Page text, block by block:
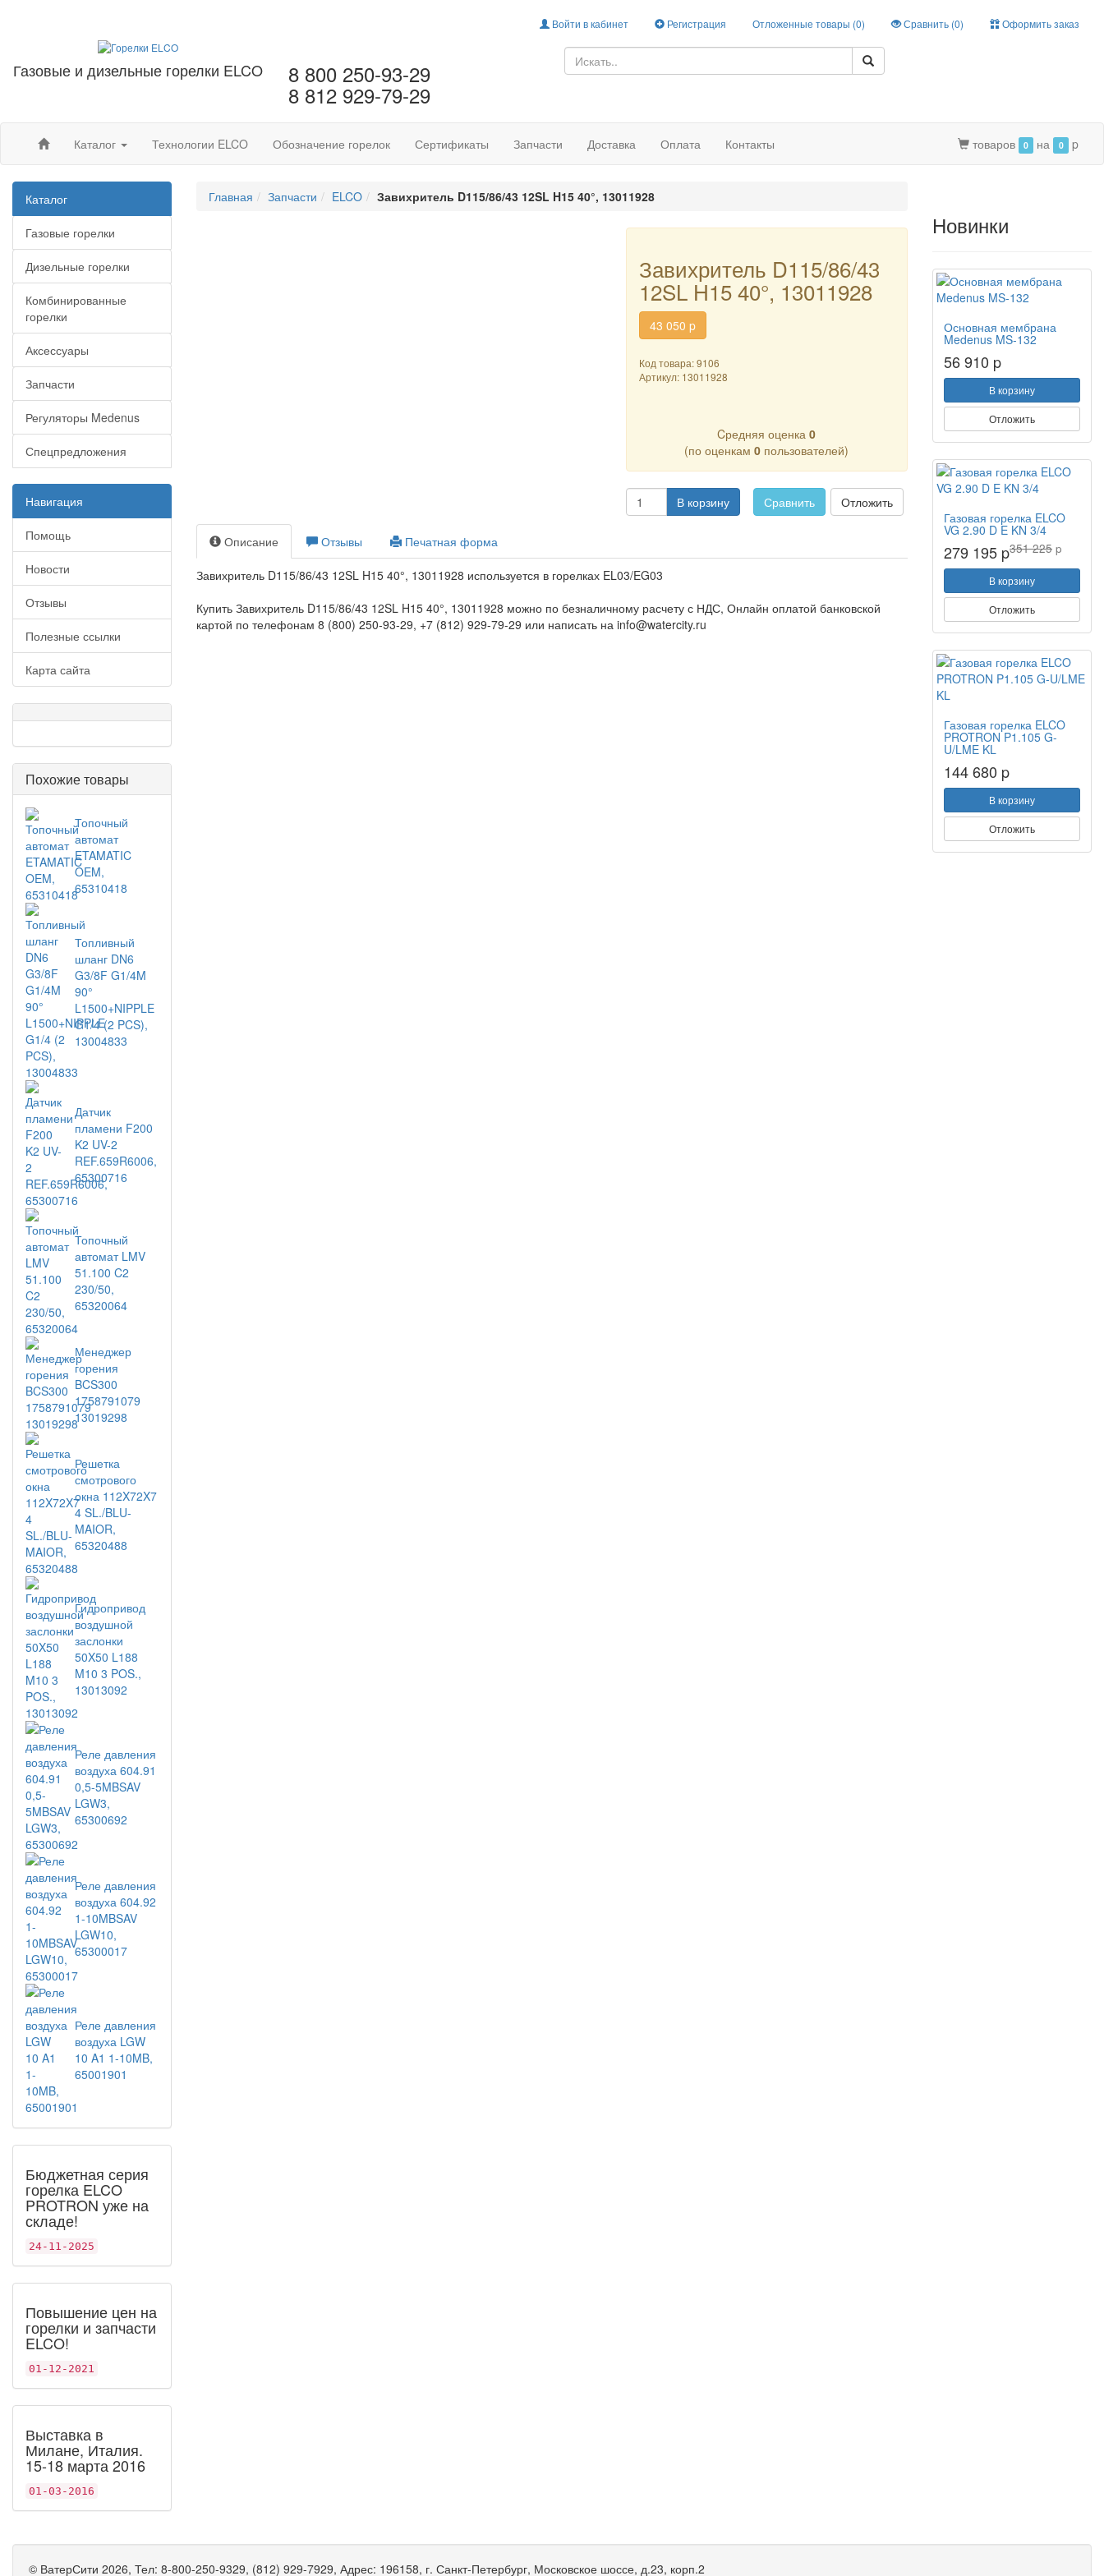
Газовые и дизельные горелки ELCO
Войти в кабинет Регистрация Отложенные товары (0) Сравнить (0) Оформить заказ
8 800 250-93-29
8 812 929-79-29
Каталог Технологии ELCO Обозначение горелок Сертификаты Запчасти Доставка Оплата Контакты товаров 0 на 0 p
Каталог
Газовые горелки
Дизельные горелки
Комбинированные
горелки
Аксессуары
Запчасти
Регуляторы Medenus
Спецпредложения
Навигация
Помощь
Новости
Отзывы
Полезные ссылки
Карта сайта
Похожие товары
Топочный
автомат
ETAMATIC
OEM,
65310418
Топливный
шланг DN6
G3/8F G1/4M
90°
L1500+NIPPLE
G1/4 (2 PCS),
13004833
Датчик
пламени F200
K2 UV-2
REF.659R6006,
65300716
Топочный
автомат LMV
51.100 C2
230/50,
65320064
Менеджер
горения
BCS300
1758791079
13019298
Решетка
смотрового
окна 112X72X7
4 SL./BLU-
MAIOR,
65320488
Гидропривод
воздушной
заслонки
50X50 L188
M10 3 POS.,
13013092
Реле давления
воздуха 604.91
0,5-5MBSAV
LGW3,
65300692
Реле давления
воздуха 604.92
1-10MBSAV
LGW10,
65300017
Реле давления
воздуха LGW
10 A1 1-10MB,
65001901
Бюджетная серия
горелка ELCO
PROTRON уже на
складе!
24-11-2025
Повышение цен на
горелки и запчасти
ELCO!
01-12-2021
Выставка в
Милане, Италия.
15-18 марта 2016
01-03-2016
Главная Запчасти ELCO Завихритель D115/86/43 12SL H15 40°, 13011928
Завихритель D115/86/43
12SL H15 40°, 13011928
43 050 p
Код товара: 9106
Артикул:13011928
Cредняя оценка0
(по оценкам0 пользователей)
В корзину Сравнить Отложить
Описание Отзывы Печатная форма
Завихритель D115/86/43 12SL H15 40°, 13011928 используется в горелках EL03/EG03
Купить Завихритель D115/86/43 12SL H15 40°, 13011928 можно по безналичному расчету с НДС, Онлайн оплатой банковской
картой по телефонам 8 (800) 250-93-29, +7 (812) 929-79-29 или написать на info@watercity.ru
Новинки
Основная мембрана
Medenus MS-132
56 910 p
В корзину
Отложить
Газовая горелка ELCO
VG 2.90 D E KN 3/4
279 195 p351 225 p
В корзину
Отложить
Газовая горелка ELCO
PROTRON P1.105 G-
U/LME KL
144 680 p
В корзину
Отложить
© ВатерСити 2026, Тел: 8-800-250-9329, (812) 929-7929, Адрес: 196158, г. Санкт-Петербург, Московское шоссе, д.23, корп.2